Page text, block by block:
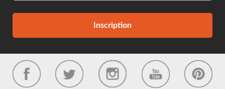
Inscription